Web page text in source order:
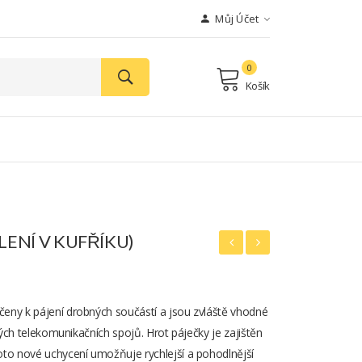
Můj Účet
Košík
0
V KUFŘÍKU)
k pájení drobných součástí a jsou zvláště vhodné
telekomunikačních spojů. Hrot páječky je zajištěn
nové uchycení umožňuje rychlejší a pohodlnější